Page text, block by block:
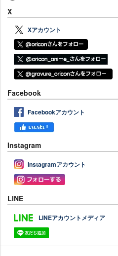
X
Xアカウント
Facebook
Facebookアカウント
Instagram
Instagramアカウント
LINE
LINEアカウントメディア